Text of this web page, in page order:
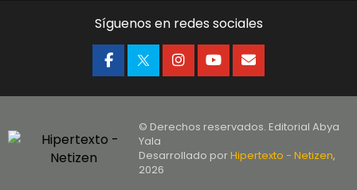
Síguenos en redes sociales
© Derechos reservados. Editorial Abya
Yala
Desarrollado porHipertexto - Netizen,
2026